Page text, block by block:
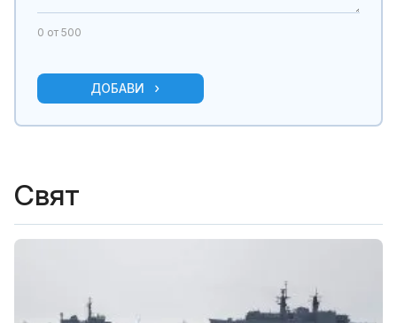
0 от 500
ДОБАВИ
Свят